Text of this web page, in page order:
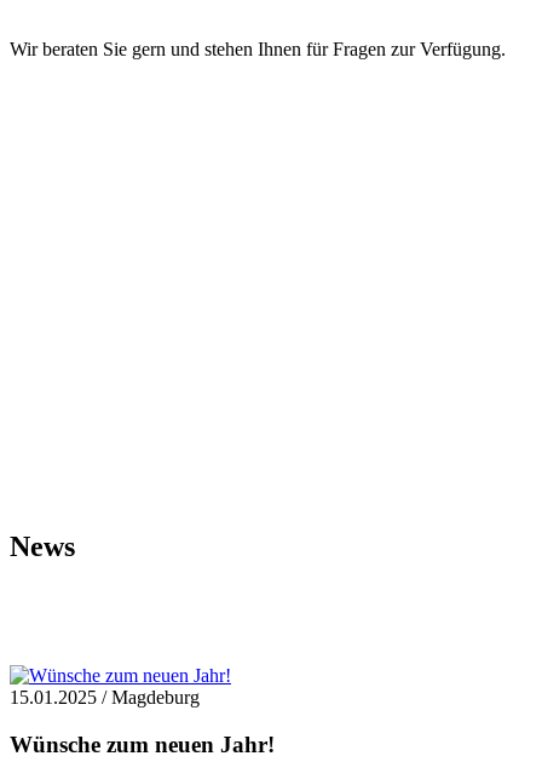
Wir beraten Sie gern und stehen Ihnen für Fragen zur Verfügung.
News
15.01.2025 / Magdeburg
Wünsche zum neuen Jahr!